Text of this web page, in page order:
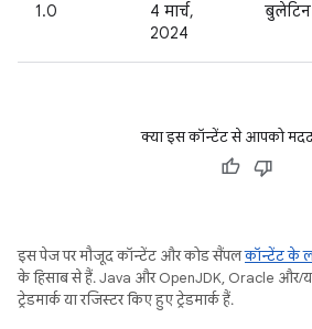
1.0
4 मार्च,
2024
बुलेटिन
क्या इस कॉन्टेंट से आपको
इस पेज पर मौजूद कॉन्टेंट और कोड सैंपलकॉन्टेंट के
के हिसाब से हैं. Java और OpenJDK, Oracle और/
ट्रेडमार्क या रजिस्टर किए हुए ट्रेडमार्क हैं.